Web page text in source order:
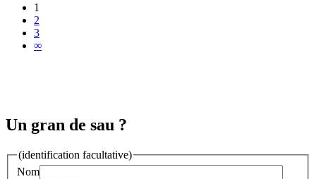
1
2
3
∞
Un gran de sau ?
(identification facultative)
Nom